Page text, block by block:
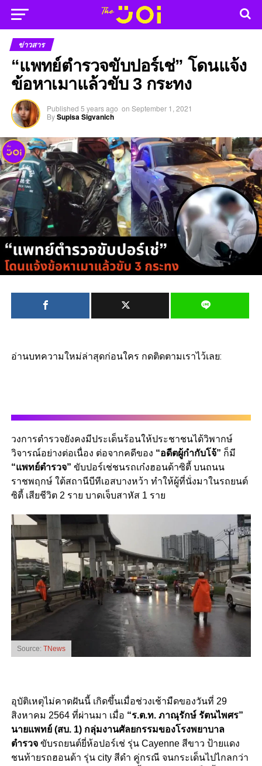
ข่าวสาร
“แพทย์ตำรวจขับปอร์เช่” โดนแจ้ง
ข้อหาเมาแล้วขับ 3 กระทง
Published 5 years ago on September 1, 2021
BySupisa Sigvanich
อ่านบทความใหม่ล่าสุดก่อนใคร กดติดตามเราไว้เลย:
วงการตำรวจยังคงมีประเด็นร้อนให้ประชาชนได้วิพากษ์
วิจารณ์อย่างต่อเนื่อง ต่อจากคดีของ “อดีตผู้กำกับโจ้” ก็มี
“แพทย์ตำรวจ” ขับปอร์เช่ชนรถเก๋งฮอนด้าซิตี้ บนถนน
ราชพฤกษ์ ใต้สถานีบีทีเอสบางหว้า ทำให้ผู้ที่นั่งมาในรถยนต์
ซิตี้ เสียชีวิต 2 ราย บาดเจ็บสาหัส 1 ราย
Source: TNews
อุบัติเหตุไม่คาดฝันนี้ เกิดขึ้นเมื่อช่วงเช้ามืดของวันที่ 29
สิงหาคม 2564 ที่ผ่านมา เมื่อ “ร.ต.ท. ภาณุรักษ์ รัตนไพศร”
นายแพทย์ (สบ. 1) กลุ่มงานศัลยกรรมของโรงพยาบาล
ตำรวจขับรถยนต์ยี่ห้อปอร์เช่ รุ่น Cayenne สีขาว ป้ายแดง
ชนท้ายรถฮอนด้า รุ่น city สีดำ คู่กรณี จนกระเด็นไปไกลกว่า